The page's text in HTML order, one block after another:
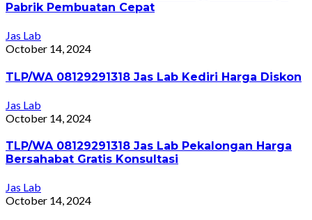
Pabrik Pembuatan Cepat
Jas Lab
October 14, 2024
TLP/WA 08129291318 Jas Lab Kediri Harga Diskon
Jas Lab
October 14, 2024
TLP/WA 08129291318 Jas Lab Pekalongan Harga
Bersahabat Gratis Konsultasi
Jas Lab
October 14, 2024